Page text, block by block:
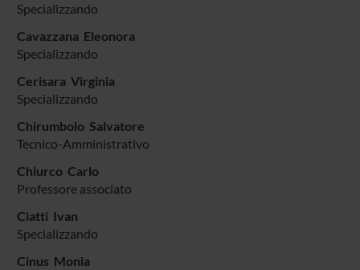
Specializzando
Cavazzana Eleonora
Specializzando
Cerisara Virginia
Specializzando
Chirumbolo Salvatore
Tecnico-Amministrativo
Chiurco Carlo
Professore associato
Ciatti Ivan
Specializzando
Cinus Monia